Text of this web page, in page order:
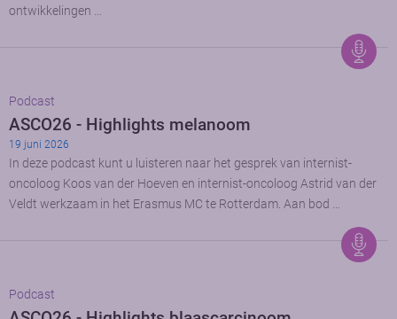
ontwikkelingen …
Podcast
ASCO26 - Highlights melanoom
19 juni 2026
In deze podcast kunt u luisteren naar het gesprek van internist-
oncoloog Koos van der Hoeven en internist-oncoloog Astrid van der
Veldt werkzaam in het Erasmus MC te Rotterdam. Aan bod …
Podcast